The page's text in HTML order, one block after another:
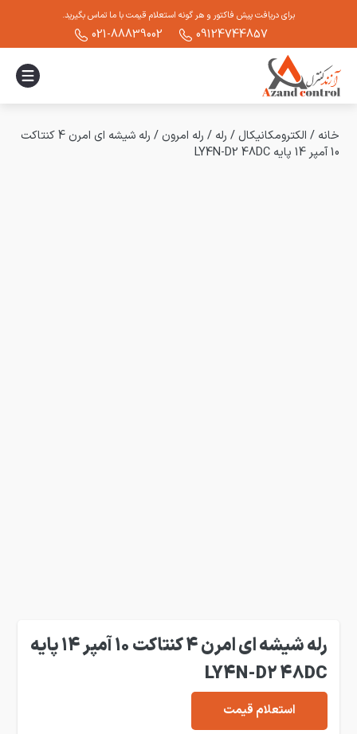
برای دریافت پیش فاکتور و هر گونه استعلام قیمت با ما تماس بگیرید.
09124744857
021-88839002
خانه / الکترومکانیکال / رله / رله امرون /
رله شیشه ای امرن 4 کنتاکت
10 آمپر 14 پایه LY4N-D2 48DC
رله شیشه ای امرن 4 کنتاکت 10 آمپر 14 پایه
LY4N-D2 48DC
استعلام قیمت